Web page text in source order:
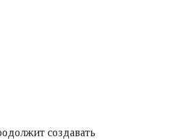
создавать